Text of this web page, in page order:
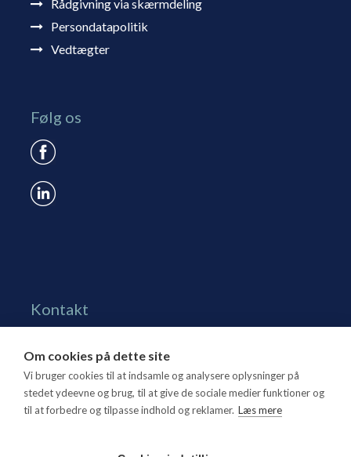
Rådgivning via skærmdeling
Persondatapolitik
Vedtægter
Følg os
Kontakt
1270 Kbh. K
Tlf. 70 15 95 00
dtl@dtl.eu
Om cookies på dette site
Vi bruger cookies til at indsamle og analysere oplysninger på
stedet ydeevne og brug, til at give de sociale medier funktioner og
til at forbedre og tilpasse indhold og reklamer. Læs mere